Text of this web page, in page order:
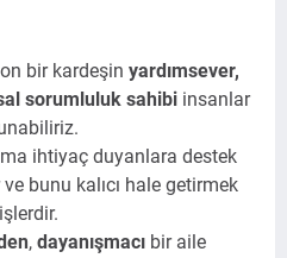
bir kardeşin yardımsever,
sorumluluk sahibi insanlar
ihtiyaç duyanlara destek
bunu kalıcı hale getirmek
, dayanışmacı bir aile